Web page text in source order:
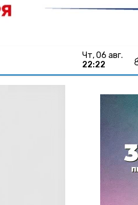
чт, 06 авг.
22:22